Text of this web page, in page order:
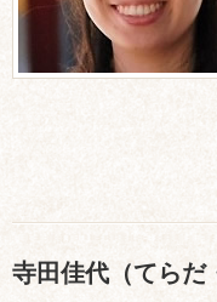
寺田佳代（てらだ